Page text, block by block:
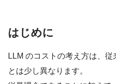
はじめに
LLM のコストの考え方は、
とは少し異なります。